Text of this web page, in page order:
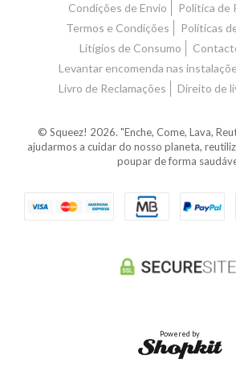
Condições de Envio
Política de
Termos e Condições
Políticas
Litígios de Consumo
Levantar encomenda nas
Livro de Reclamações
Direito de
© Squeez! 2026. "Enche, Come, Lava,
ajudarmos a cuidar do nosso planeta,
poupar de forma
Powered by